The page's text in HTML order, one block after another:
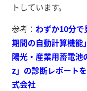
トしています。
参考： わずか10分で
期間の自動計算機能
陽光・産業用蓄電
z」の診断レポート
式会社